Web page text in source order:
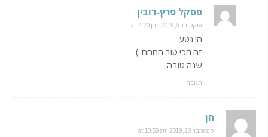
פסקל פרץ-רובין
אוקטובר 6, 2019 at 7:20 pm
הי נטע
זה הכי טוב חחחח :)
שנה טובה
תגובה
חן
ספטמבר 28, 2019 at 10:58 am